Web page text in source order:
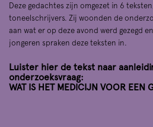
Deze gedachtes zijn omgezet in 6
toneelschrijvers. Zij woonden de
aan wat er op deze avond werd gezegd
jongeren spraken deze teksten in.
Luister hier de tekst naar
onderzoeksvraag:
WAT IS HET MEDICIJN VOOR EEN